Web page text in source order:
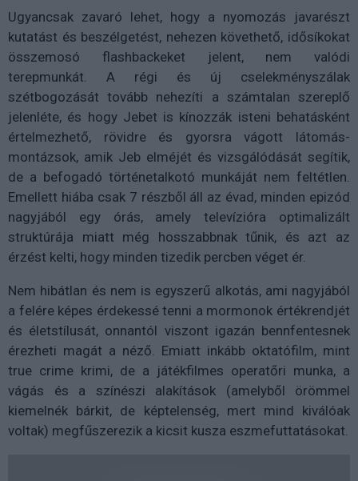
Ugyancsak zavaró lehet, hogy a nyomozás javarészt
kutatást és beszélgetést, nehezen követhető, idősíkokat
összemosó flashbackeket jelent, nem valódi
terepmunkát. A régi és új cselekményszálak
szétbogozását tovább nehezíti a számtalan szereplő
jelenléte, és hogy Jebet is kínozzák isteni behatásként
értelmezhető, rövidre és gyorsra vágott látomás-
montázsok, amik Jeb elméjét és vizsgálódását segítik,
de a befogadó történetalkotó munkáját nem feltétlen.
Emellett hiába csak 7 részből áll az évad, minden epizód
nagyjából egy órás, amely televízióra optimalizált
struktúrája miatt még hosszabbnak tűnik, és azt az
érzést kelti, hogy minden tizedik percben véget ér.
Nem hibátlan és nem is egyszerű alkotás, ami nagyjából
a felére képes érdekessé tenni a mormonok értékrendjét
és életstílusát, onnantól viszont igazán bennfentesnek
érezheti magát a néző. Emiatt inkább oktatófilm, mint
true crime krimi, de a játékfilmes operatőri munka, a
vágás és a színészi alakítások (amelyből örömmel
kiemelnék bárkit, de képtelenség, mert mind kiválóak
voltak) megfűszerezik a kicsit kusza eszmefuttatásokat.